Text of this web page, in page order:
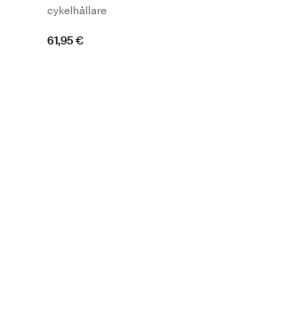
cykelhållare
61,95 €